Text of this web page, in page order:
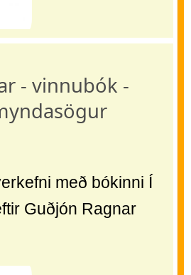
- vinnubók -
með bókinni Í
Guðjón Ragnar